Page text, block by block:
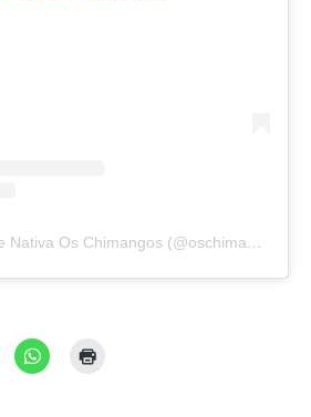
A post shared by Arte Nativa Os Chimangos (@oschimangos)